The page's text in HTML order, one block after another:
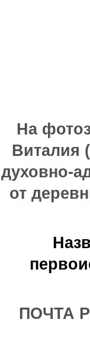
На
Виталия
духовно-
от
ПОЧТА